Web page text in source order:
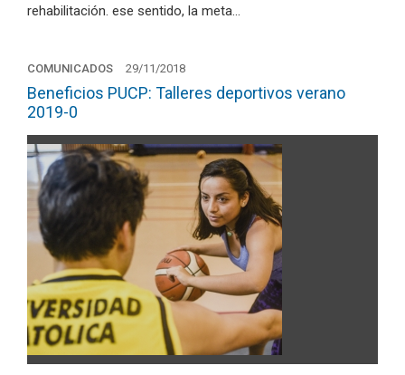
rehabilitación. ese sentido, la meta…
COMUNICADOS 29/11/2018
Beneficios PUCP: Talleres deportivos verano
2019-0